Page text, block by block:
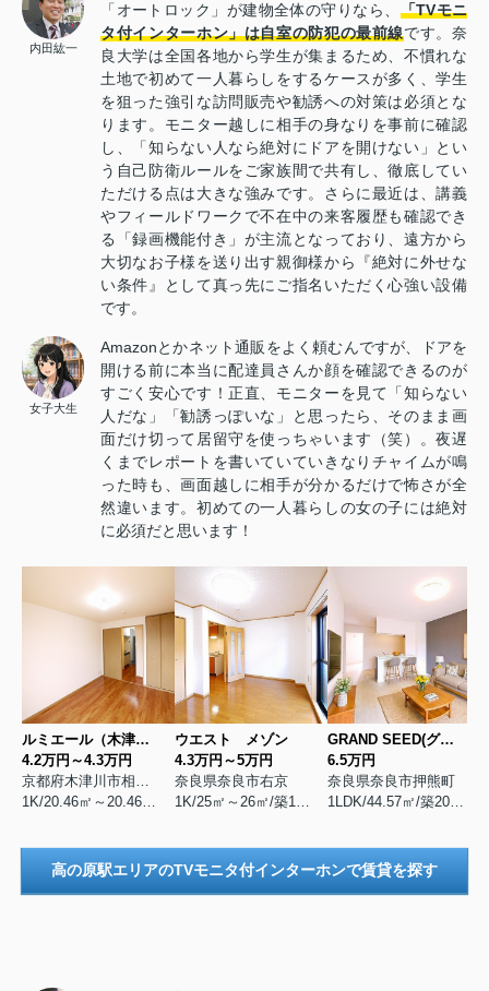
内田紘一
「オートロック」が建物全体の守りなら、 「TVモニ
タ付インターホン」は自室の防犯の最前線です。奈
良大学は全国各地から学生が集まるため、不慣れな
土地で初めて一人暮らしをするケースが多く、学生
を狙った強引な訪問販売や勧誘への対策は必須とな
ります。モニター越しに相手の身なりを事前に確認
し、「知らない人なら絶対にドアを開けない」とい
う自己防衛ルールをご家族間で共有し、徹底してい
ただける点は大きな強みです。さらに最近は、講義
やフィールドワークで不在中の来客履歴も確認でき
る「録画機能付き」が主流となっており、遠方から
大切なお子様を送り出す親御様から『絶対に外せな
い条件』として真っ先にご指名いただく心強い設備
です。
女子大生
Amazonとかネット通販をよく頼むんですが、ドアを
開ける前に本当に配達員さんか顔を確認できるのが
すごく安心です！正直、モニターを見て「知らない
人だな」「勧誘っぽいな」と思ったら、そのまま画
面だけ切って居留守を使っちゃいます（笑）。夜遅
くまでレポートを書いていていきなりチャイムが鳴
った時も、画面越しに相手が分かるだけで怖さが全
然違います。初めての一人暮らしの女の子には絶対
に必須だと思います！
ルミエール（木津川）
4.2万円～4.3万円
ウエスト メゾン
4.3万円～5万円
奈良県奈良市右京
GRAND SEED(グランシード)
6.5万円
奈良県奈良市押熊町
高の原駅エリアのTVモニタ付インターホンで賃貸を探す